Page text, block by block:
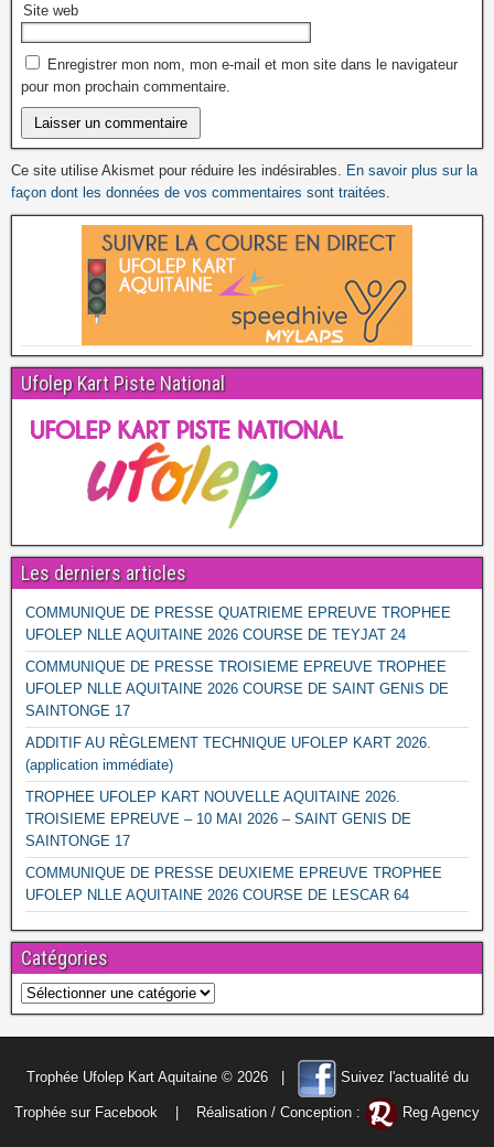
Site web
Enregistrer mon nom, mon e-mail et mon site dans le navigateur
pour mon prochain commentaire.
Ce site utilise Akismet pour réduire les indésirables.
En savoir plus sur la
façon dont les données de vos commentaires sont traitées
Ufolep Kart Piste National
Les derniers articles
COMMUNIQUE DE PRESSE QUATRIEME EPREUVE TROPHEE
UFOLEP NLLE AQUITAINE 2026 COURSE DE TEYJAT 24
COMMUNIQUE DE PRESSE TROISIEME EPREUVE TROPHEE
UFOLEP NLLE AQUITAINE 2026 COURSE DE SAINT GENIS DE
SAINTONGE 17
ADDITIF AU RÈGLEMENT TECHNIQUE UFOLEP KART 2026.
(application immédiate)
TROPHEE UFOLEP KART NOUVELLE AQUITAINE 2026.
TROISIEME EPREUVE – 10 MAI 2026 – SAINT GENIS DE
SAINTONGE 17
COMMUNIQUE DE PRESSE DEUXIEME EPREUVE TROPHEE
UFOLEP NLLE AQUITAINE 2026 COURSE DE LESCAR 64
Catégories
Catégories
Trophée Ufolep Kart Aquitaine © 2026 | Suivez l'actualité du
Trophée sur Facebook | Réalisation / Conception : Reg Agency